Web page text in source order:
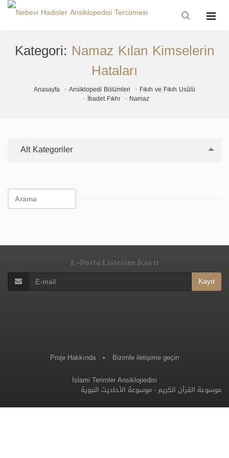
Kategori: Namaz Kılan Kimselerin
Hataları
Anasayfa Ansiklopedi Bölümleri
Fıkıh ve Fıkıh Usûlü
İbadet Fıkhı
Namaz
Alt Kategoriler
E-Posta Listesine Kayıt
Kayıt
Proje Hakkında •
Bizimle iletişime geçin
İslami Terimler Ansiklopedisi
موسوعة القرآن الكريم -موسوعة الأحاديث النبوية